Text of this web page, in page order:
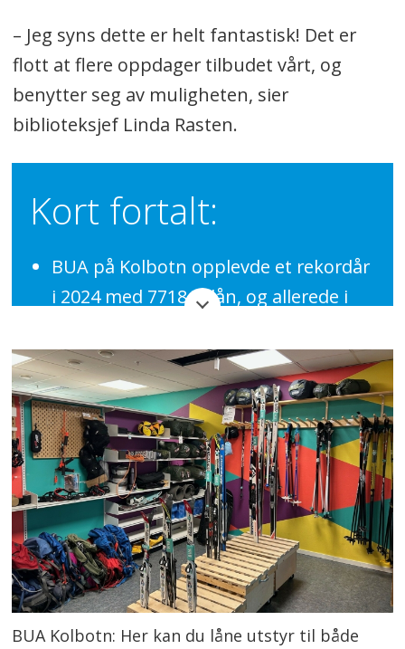
– Jeg syns dette er helt fantastisk! Det er
flott at flere oppdager tilbudet vårt, og
benytter seg av muligheten, sier
biblioteksjef Linda Rasten.
Kort fortalt:
BUA på Kolbotn opplevde et rekordår
i 2024 med 7718 utlån, og allerede i
satt.
Økende etterspørsel og nye lånere
tyder på at 2025 kan bli et nytt
rekordår, spesielt med moderne
utstyr tilgjengelig.
Oppsummeringen er generert av Labrador
AI, men gjennomlest av en journalist.
BUA Kolbotn: Her kan du låne utstyr til både